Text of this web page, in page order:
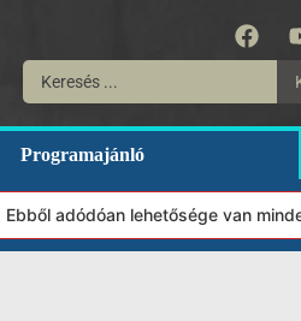
Programajánló
lehetősége van